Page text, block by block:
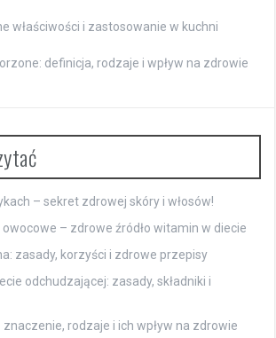
właściwości i zastosowanie w kuchni
definicja, rodzaje i wpływ na zdrowie
– sekret zdrowej skóry i włosów!
– zdrowe źródło witamin w diecie
zasady, korzyści i zdrowe przepisy
odchudzającej: zasady, składniki i
rodzaje i ich wpływ na zdrowie